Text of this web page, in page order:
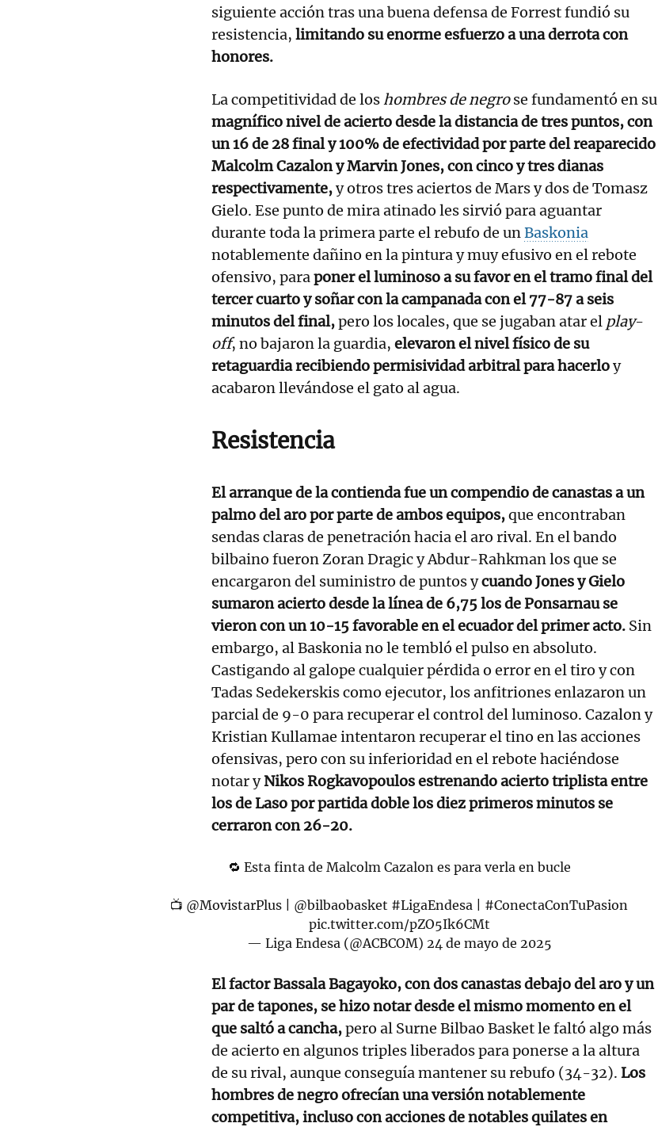
siguiente acción tras una buena defensa de Forrest fundió su
resistencia, limitando su enorme esfuerzo a una derrota con
honores.
La competitividad de loshombres de negrose fundamentó en su
magnífico nivel de acierto desde la distancia de tres puntos, con
un 16 de 28 final y 100% de efectividad por parte del reaparecido
Malcolm Cazalon y Marvin Jones, con cinco y tres dianas
respectivamente,y otros tres aciertos de Mars y dos de Tomasz
Gielo. Ese punto de mira atinado les sirvió para aguantar
durante toda la primera parte el rebufo de unBaskonia
notablemente dañino en la pintura y muy efusivo en el rebote
ofensivo, paraponer el luminoso a su favor en el tramo final del
tercer cuarto y soñar con la campanada con el 77-87 a seis
minutos del final,pero los locales, que se jugaban atar el play-
off, no bajaron la guardia, elevaron el nivel físico de su
retaguardia recibiendo permisividad arbitral para hacerloy
acabaron llevándose el gato al agua.
Resistencia
El arranque de la contienda fue un compendio de canastas a un
palmo del aro por parte de ambos equipos,que encontraban
sendas claras de penetración hacia el aro rival. En el bando
bilbaino fueron Zoran Dragic y Abdur-Rahkman los que se
encargaron del suministro de puntos ycuando Jones y Gielo
sumaron acierto desde la línea de 6,75 los de Ponsarnau se
vieron con un 10-15 favorable en el ecuador del primer acto. Sin
embargo, al Baskonia no le tembló el pulso en absoluto.
Castigando al galope cualquier pérdida o error en el tiro y con
Tadas Sedekerskis como ejecutor, los anfitriones enlazaron un
parcial de 9-0 para recuperar el control del luminoso. Cazalon y
Kristian Kullamae intentaron recuperar el tino en las acciones
ofensivas, pero con su inferioridad en el rebote haciéndose
notar yNikos Rogkavopoulos estrenando acierto triplista entre
los de Laso por partida doble los diez primeros minutos se
cerraron con 26-20.
🔁 Esta finta de Malcolm Cazalon es para verla en bucle
📺 @MovistarPlus @bilbaobasket #LigaEndesa
#ConectaConTuPasion
pic.twitter.com/pZO5Ik6CMt
— Liga Endesa (@ACBCOM) 24 de mayo de 2025
El factor Bassala Bagayoko, con dos canastas debajo del aro y un
par de tapones, se hizo notar desde el mismo momento en el
que saltó a cancha,pero al Surne Bilbao Basket le faltó algo más
de acierto en algunos triples liberados para ponerse a la altura
de su rival, aunque conseguía mantener su rebufo (34-32). Los
hombres de negro ofrecían una versión notablemente
competitiva, incluso con acciones de notables quilates en